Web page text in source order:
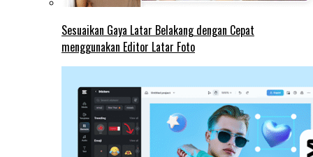
Sesuaikan Gaya Latar Belakang dengan Cepat
menggunakan Editor Latar Foto